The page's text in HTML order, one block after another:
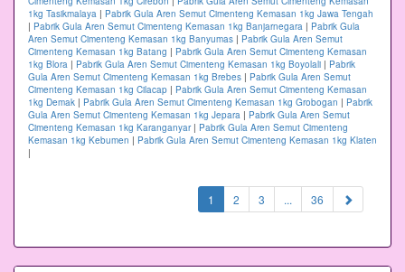
1kg Tasikmalaya | Pabrik Gula Aren Semut Cimenteng Kemasan 1kg Jawa Tengah
| Pabrik Gula Aren Semut Cimenteng Kemasan 1kg Banjarnegara | Pabrik Gula
Aren Semut Cimenteng Kemasan 1kg Banyumas | Pabrik Gula Aren Semut
Cimenteng Kemasan 1kg Batang | Pabrik Gula Aren Semut Cimenteng Kemasan
1kg Blora | Pabrik Gula Aren Semut Cimenteng Kemasan 1kg Boyolali | Pabrik
Gula Aren Semut Cimenteng Kemasan 1kg Brebes | Pabrik Gula Aren Semut
Cimenteng Kemasan 1kg Cilacap | Pabrik Gula Aren Semut Cimenteng Kemasan
1kg Demak | Pabrik Gula Aren Semut Cimenteng Kemasan 1kg Grobogan | Pabrik
Gula Aren Semut Cimenteng Kemasan 1kg Jepara | Pabrik Gula Aren Semut
Cimenteng Kemasan 1kg Karanganyar| Pabrik Gula Aren Semut Cimenteng
Kemasan 1kg Kebumen | Pabrik Gula Aren Semut Cimenteng Kemasan 1kg Klaten
|
1 (current)
2 3 ... 36